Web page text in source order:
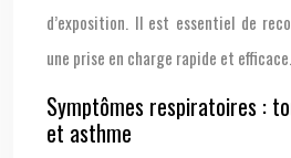
d’exposition. Il est essentiel de
une prise en charge rapide et efficace.
Symptômes respiratoires :
et asthme